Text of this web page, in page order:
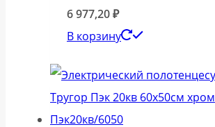
6 977,20₽
В корзину